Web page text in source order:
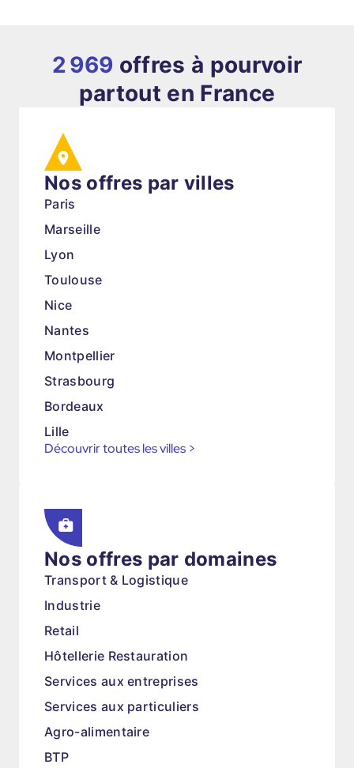
2 969 offres à pourvoir
partout en France
Nos offres par villes
Paris
Marseille
Lyon
Toulouse
Nice
Nantes
Montpellier
Strasbourg
Bordeaux
Lille
Découvrir toutes les villes >
Nos offres par domaines
Transport & Logistique
Industrie
Retail
Hôtellerie Restauration
Services aux entreprises
Services aux particuliers
Agro-alimentaire
BTP